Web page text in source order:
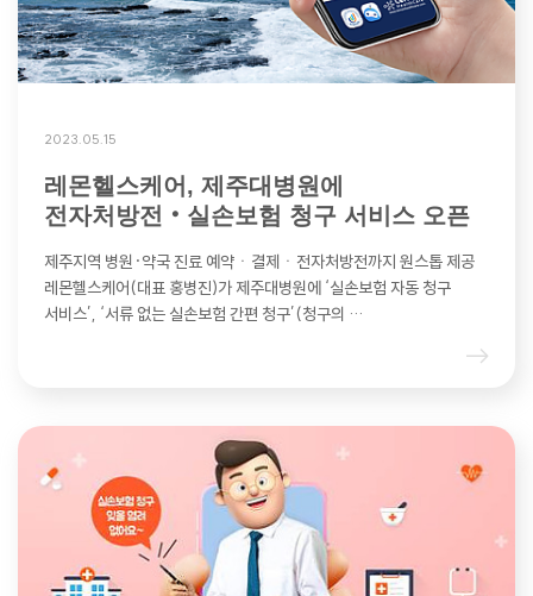
2023.05.15
레몬헬스케어, 제주대병원에
전자처방전‧실손보험 청구 서비스 오픈
제주지역 병원·약국 진료 예약ㆍ결제ㆍ전자처방전까지 원스톱 제공
레몬헬스케어(대표 홍병진)가 제주대병원에 ‘실손보험 자동 청구
서비스’, ‘서류 없는 실손보험 간편 청구’(청구의 …